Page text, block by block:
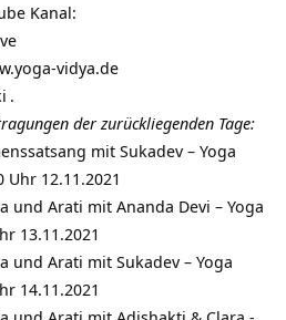
Kanal:
vidya.de
.
der zurückliegenden Tage:
mit Sukadev – Yoga
Uhr 12.11.2021
und Arati mit Ananda Devi – Yoga
13.11.2021
und Arati mit Sukadev – Yoga
14.11.2021